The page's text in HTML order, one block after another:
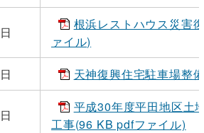
根浜レストハウス災害
ァイル)
天神復興住宅駐車場整
平成30年度平田地区土
工事(96 KB pdfファイル)